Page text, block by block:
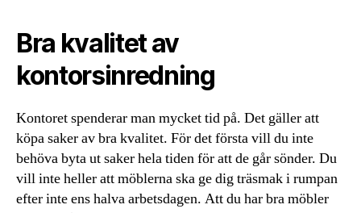
Bra kvalitet av
kontorsinredning
Kontoret spenderar man mycket tid på. Det gäller att
köpa saker av bra kvalitet. För det första vill du inte
behöva byta ut saker hela tiden för att de går sönder. Du
vill inte heller att möblerna ska ge dig träsmak i rumpan
efter inte ens halva arbetsdagen. Att du har bra möbler